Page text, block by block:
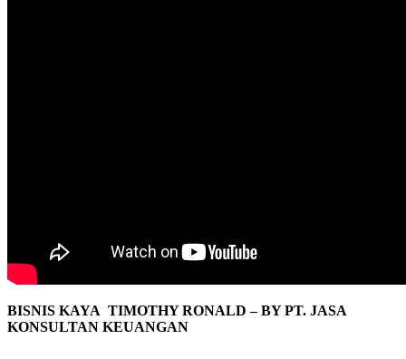
BISNIS KAYA TIMOTHY RONALD – BY PT. JASA
KONSULTAN KEUANGAN